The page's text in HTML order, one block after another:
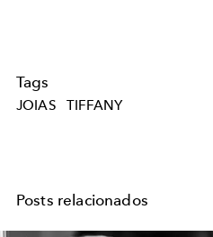
Tags
JOIAS TIFFANY
Posts relacionados